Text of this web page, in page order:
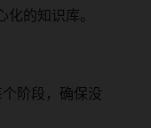
的知识库。
阶段，确保没